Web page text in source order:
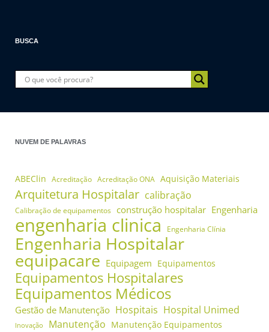
BUSCA
NUVEM DE PALAVRAS
ABEClin Acreditação Acreditação ONA Aquisição Materiais
Arquitetura Hospitalar calibração
Calibração de equipamentos construção hospitalar Engenharia
engenharia clinica Engenharia Clínia
Engenharia Hospitalar
equipacare Equipagem Equipamentos
Equipamentos Hospitalares
Equipamentos Médicos
Gestão de Manutenção Hospitais Hospital Unimed
Inovação Manutenção Manutenção Equipamentos